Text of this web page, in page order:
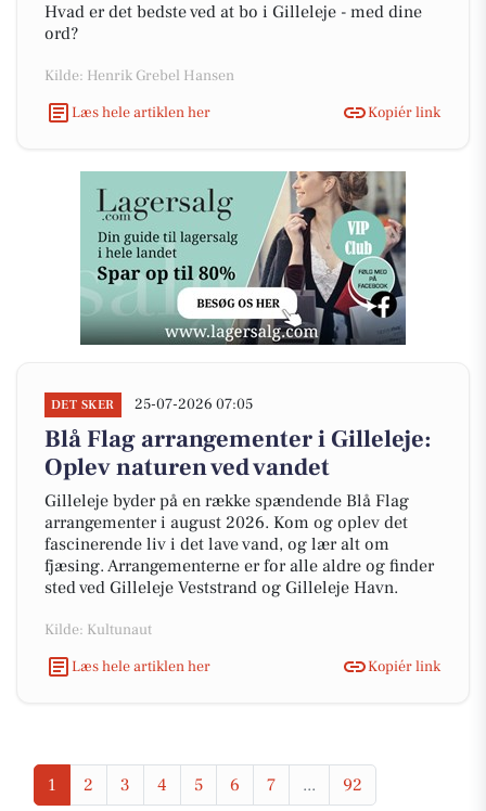
Hvad er det bedste ved at bo i Gilleleje - med dine
ord?
Kilde: Henrik Grebel Hansen
Læs hele artiklen her
Kopiér link
DET SKER 25-07-2026 07:05
Blå Flag arrangementer i Gilleleje:
Oplev naturen ved vandet
Gilleleje byder på en række spændende Blå Flag
arrangementer i august 2026. Kom og oplev det
fascinerende liv i det lave vand, og lær alt om
fjæsing. Arrangementerne er for alle aldre og finder
sted ved Gilleleje Veststrand og Gilleleje Havn.
Kilde: Kultunaut
Læs hele artiklen her
Kopiér link
1 2 3 4 5 6 7 ... 92